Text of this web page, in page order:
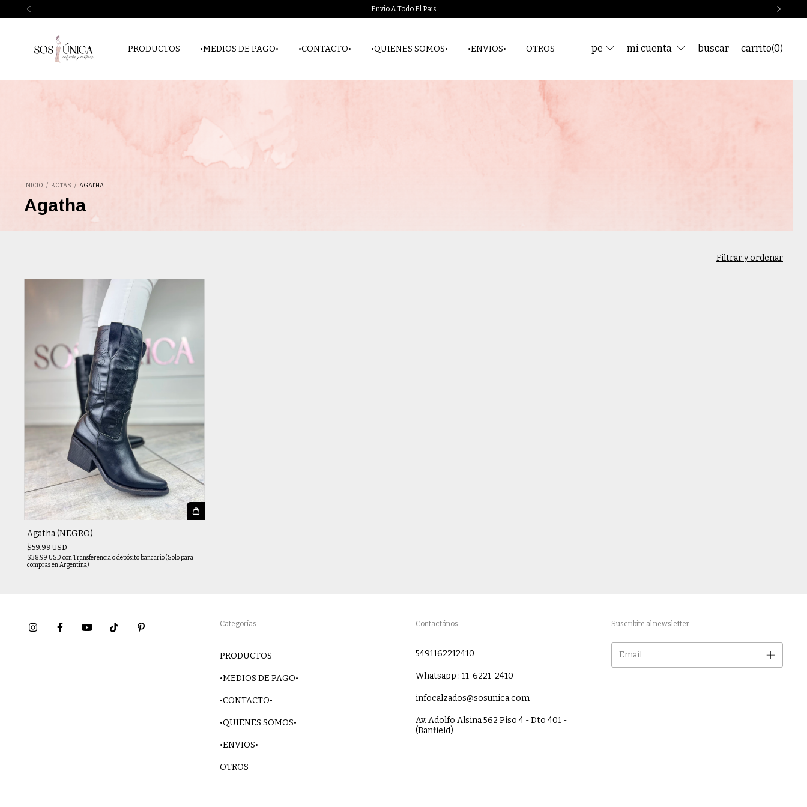
Envio A Todo El Pais
PRODUCTOS •MEDIOS DE PAGO• •CONTACTO• •QUIENES SOMOS• •ENVIOS• OTROS pe mi cuenta buscar carrito(0)
INICIO / BOTAS / AGATHA
Agatha
Filtrar y ordenar
Agatha (NEGRO)
$59.99 USD
$38.99 USD conTransferencia o depósito bancario (Solo para
compras en Argentina)
Categorías
PRODUCTOS
•MEDIOS DE PAGO•
•CONTACTO•
•QUIENES SOMOS•
•ENVIOS•
OTROS
Contactános
5491162212410
Whatsapp : 11-6221-2410
infocalzados@sosunica.com
Av. Adolfo Alsina 562 Piso 4 - Dto 401 -
(Banfield)
Suscribite al newsletter